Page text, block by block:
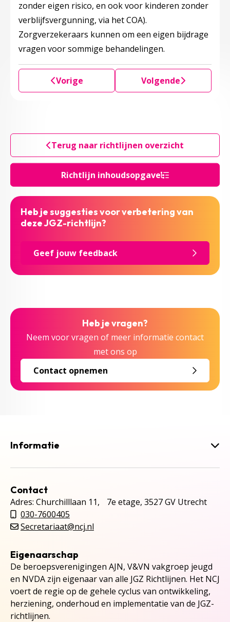
Richtlijn inhoudsopgave
zonder eigen risico, en ook voor kinderen zonder
verblijfsvergunning, via het COA).
Zorgverzekeraars kunnen om een eigen bijdrage
vragen voor sommige behandelingen.
Vorige Volgende
Terug naar richtlijnen overzicht
Heb je suggesties voor verbetering van
deze JGZ-richtlijn?
Geef jouw feedback
Heb je vragen?
Neem voor vragen of meer informatie contact
met ons op
Contact opnemen
Informatie
Contact
Adres: Churchilllaan 11, 7e etage, 3527 GV Utrecht
030-7600405
Secretariaat@ncj.nl
Eigenaarschap
De beroepsverenigingen AJN, V&VN vakgroep jeugd
en NVDA zijn eigenaar van alle JGZ Richtlijnen. Het NCJ
voert de regie op de gehele cyclus van ontwikkeling,
herziening, onderhoud en implementatie van de JGZ-
richtlijnen.